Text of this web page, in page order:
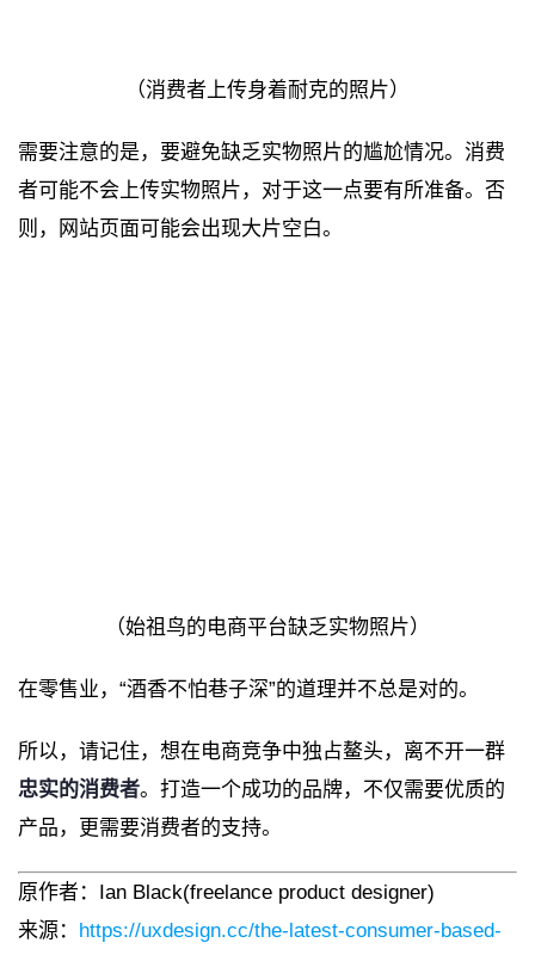
（消费者上传身着耐克的照片）
需要注意的是，要避免缺乏实物照片的尴尬情况。消费
者可能不会上传实物照片，对于这一点要有所准备。否
则，网站页面可能会出现大片空白。
（始祖鸟的电商平台缺乏实物照片）
在零售业，“酒香不怕巷子深”的道理并不总是对的。
所以，请记住，想在电商竞争中独占鳌头，离不开一群
忠实的消费者。打造一个成功的品牌，不仅需要优质的
产品，更需要消费者的支持。
原作者：Ian Black(freelance product designer)
来源： https://uxdesign.cc/the-latest-consumer-based-